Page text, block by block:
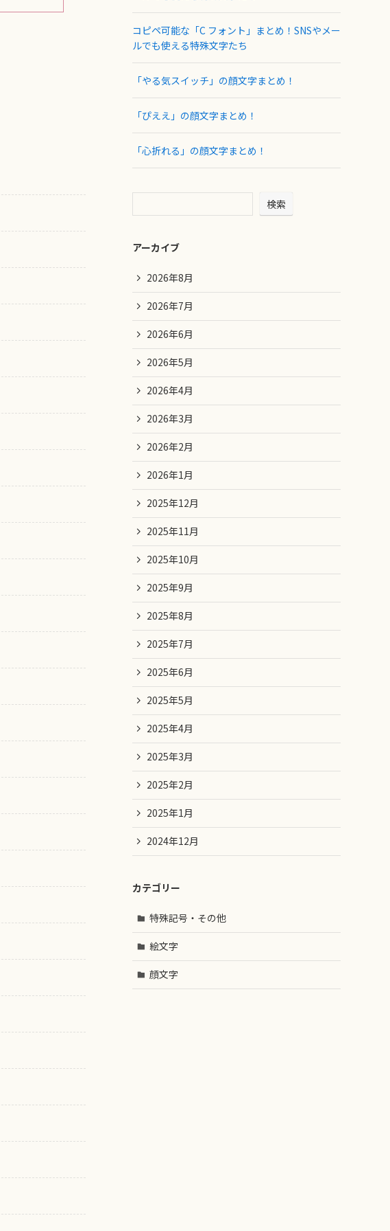
コピペ可能な「C フォント」まとめ！SNSやメー
ルでも使える特殊文字たち
「やる気スイッチ」の顔文字まとめ！
「ぴええ」の顔文字まとめ！
「心折れる」の顔文字まとめ！
検索
アーカイブ
2026年8月
2026年7月
2026年6月
2026年5月
2026年4月
2026年3月
2026年2月
2026年1月
2025年12月
2025年11月
2025年10月
2025年9月
2025年8月
2025年7月
2025年6月
2025年5月
2025年4月
2025年3月
2025年2月
2025年1月
2024年12月
カテゴリー
特殊記号・その他
絵文字
顔文字